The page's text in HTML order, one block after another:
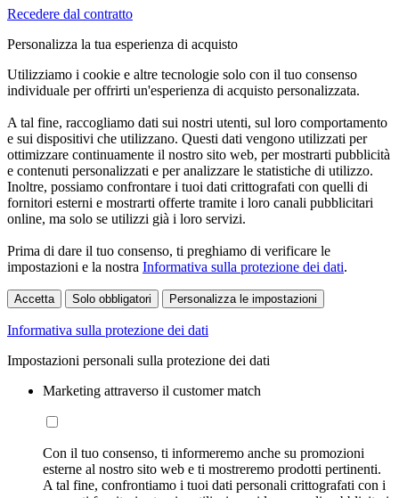
Recedere dal contratto
Personalizza la tua esperienza di acquisto
Utilizziamo i cookie e altre tecnologie solo con il tuo consenso
individuale per offrirti un'esperienza di acquisto personalizzata.
A tal fine, raccogliamo dati sui nostri utenti, sul loro comportamento
e sui dispositivi che utilizzano. Questi dati vengono utilizzati per
ottimizzare continuamente il nostro sito web, per mostrarti pubblicità
e contenuti personalizzati e per analizzare le statistiche di utilizzo.
Inoltre, possiamo confrontare i tuoi dati crittografati con quelli di
fornitori esterni e mostrarti offerte tramite i loro canali pubblicitari
online, ma solo se utilizzi già i loro servizi.
Prima di dare il tuo consenso, ti preghiamo di verificare le
impostazioni e la nostra Informativa sulla protezione dei dati.
Accetta Solo obbligatori Personalizza le impostazioni
Informativa sulla protezione dei dati
Impostazioni personali sulla protezione dei dati
Marketing attraverso il customer match
Con il tuo consenso, ti informeremo anche su promozioni
esterne al nostro sito web e ti mostreremo prodotti pertinenti.
A tal fine, confrontiamo i tuoi dati personali crittografati con i